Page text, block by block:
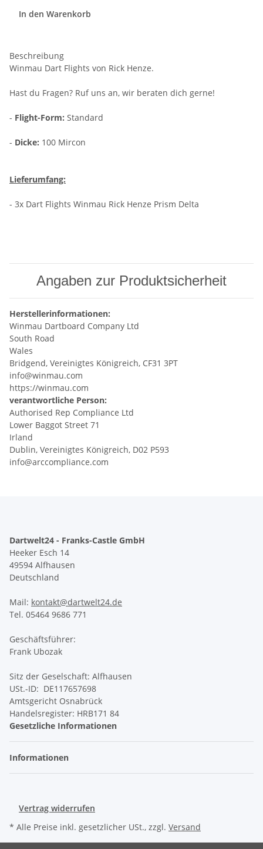
In den Warenkorb
Beschreibung
Winmau Dart Flights von Rick Henze.
Hast du Fragen? Ruf uns an, wir beraten dich gerne!
- Flight-Form: Standard
- Dicke: 100 Mircon
Lieferumfang:
- 3x Dart Flights Winmau Rick Henze Prism Delta
Angaben zur Produktsicherheit
Herstellerinformationen:
Winmau Dartboard Company Ltd
South Road
Wales
Bridgend, Vereinigtes Königreich, CF31 3PT
info@winmau.com
https://winmau.com
verantwortliche Person:
Authorised Rep Compliance Ltd
Lower Baggot Street 71
Irland
Dublin, Vereinigtes Königreich, D02 P593
info@arccompliance.com
Dartwelt24 - Franks-Castle GmbH
Heeker Esch 14
49594 Alfhausen
Deutschland
Mail: kontakt@dartwelt24.de
Tel. 05464 9686 771
Geschäftsführer:
Frank Ubozak
Sitz der Geselschaft: Alfhausen
USt.-ID: DE117657698
Amtsgericht Osnabrück
Handelsregister: HRB171 84
Gesetzliche Informationen
Informationen
Vertrag widerrufen
* Alle Preise inkl. gesetzlicher USt., zzgl. Versand